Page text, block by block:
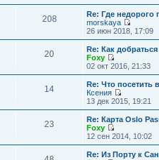
и
ю с
о
о
щ
н
и
ю
п
о
с
л
е
д
н
е
с
о
о
щ
н
и
ю
й
т
п
о
л
е
д
е
с
о
о
щ
208
Re: Где недорого
morskaya
П
е
р
е
й
т
к
п
о
л
д
н
е
26 июн 2018, 17:09
20
Re: Как
Foxy
П
е
р
е
й
т
к
п
о
л
02 окт 2016, 21:33
14
Re: Что посетить
Ксения
П
е
р
е
й
т
13 дек 2015, 19:21
23
Re: Карта Oslo
Foxy
П
е
р
12 сен 2014, 10:02
Re: Из Порту к